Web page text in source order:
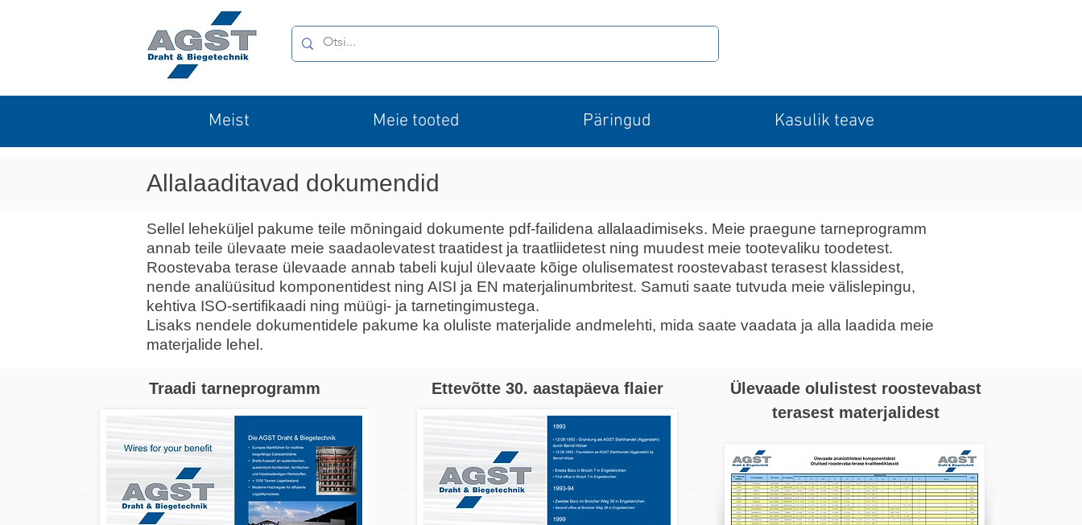
Meist Meie tooted Päringud Kasulik teave
Allalaaditavad dokumendid
Sellel leheküljel pakume teile mõningaid dokumente pdf-failidena allalaadimiseks. Meie praegune tarneprogramm
annab teile ülevaate meie saadaolevatest traatidest ja traatliidetest ning muudest meie tootevaliku toodetest.
Roostevaba terase ülevaade annab tabeli kujul ülevaate kõige olulisematest roostevabast terasest klassidest,
nende analüüsitud komponentidest ning AISI ja EN materjalinumbritest. Samuti saate tutvuda meie välislepingu,
kehtiva ISO-sertifikaadi ning müügi- ja tarnetingimustega.
Lisaks nendele dokumentidele pakume ka oluliste materjalide andmelehti, mida saate vaadata ja alla laadida meie
materjalide lehel.
Traadi tarneprogramm Ettevõtte 30. aastapäeva flaier
Ülevaade olulistest roostevabast
terasest materjalidest